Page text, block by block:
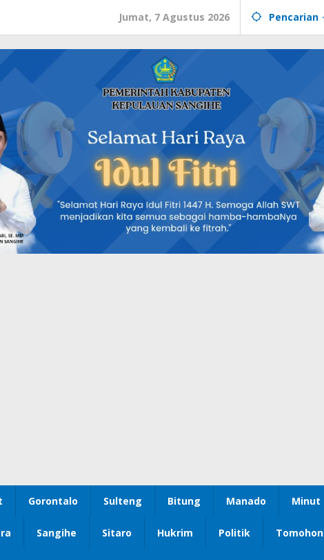
Jumat, 7 Agustus 2026 Pencarian
Gorontalo Sulteng Bitung Manado Minut
Sangihe Sitaro Hukrim Politik Tomohon